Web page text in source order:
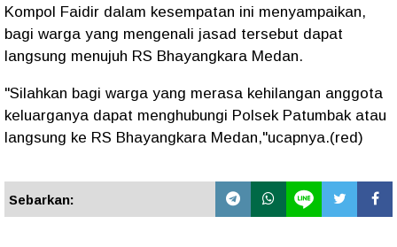
Kompol Faidir dalam kesempatan ini menyampaikan,
bagi warga yang mengenali jasad tersebut dapat
langsung menujuh RS Bhayangkara Medan.
"Silahkan bagi warga yang merasa kehilangan anggota
keluarganya dapat menghubungi Polsek Patumbak atau
langsung ke RS Bhayangkara Medan,"ucapnya.(red)
Sebarkan: